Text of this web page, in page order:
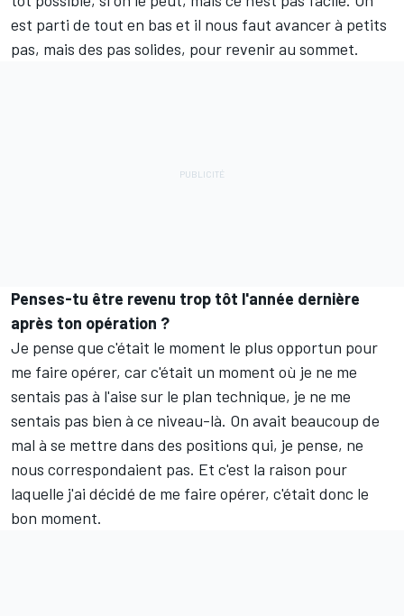
est parti de tout en bas et il nous faut avancer à petits
pas, mais des pas solides, pour revenir au sommet.
Penses-tu être revenu trop tôt l'année dernière
après ton opération ?
Je pense que c'était le moment le plus opportun pour
me faire opérer, car c'était un moment où je ne me
sentais pas à l'aise sur le plan technique, je ne me
sentais pas bien à ce niveau-là. On avait beaucoup de
mal à se mettre dans des positions qui, je pense, ne
nous correspondaient pas. Et c'est la raison pour
laquelle j'ai décidé de me faire opérer, c'était donc le
bon moment.